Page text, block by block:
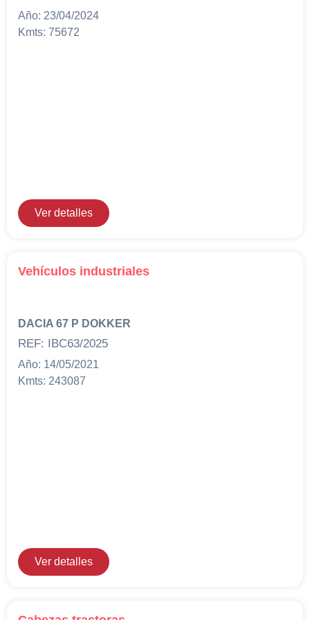
Año: 23/04/2024
Kmts: 75672
Ver detalles
Vehículos industriales
DACIA 67 P DOKKER
REF: IBC63/2025
Año: 14/05/2021
Kmts: 243087
Ver detalles